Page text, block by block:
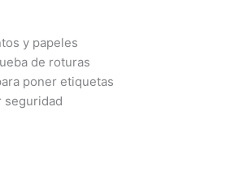
y papeles
de roturas
poner etiquetas
seguridad